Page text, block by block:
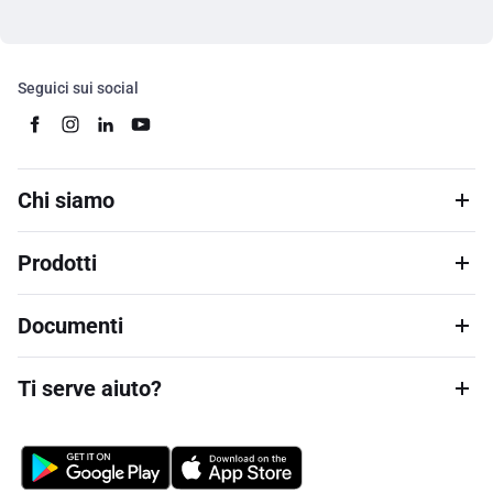
Seguici sui social
Chi siamo
Prodotti
Documenti
Ti serve aiuto?